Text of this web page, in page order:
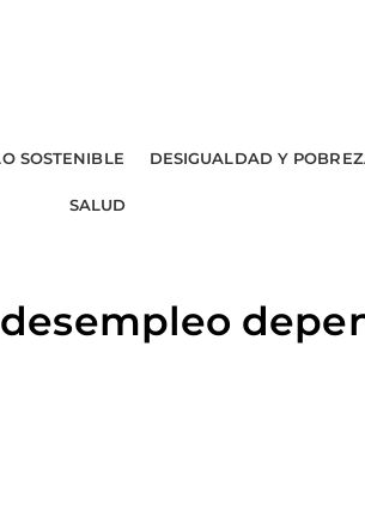
SOSTENIBLE DESIGUALDAD Y
SALUD